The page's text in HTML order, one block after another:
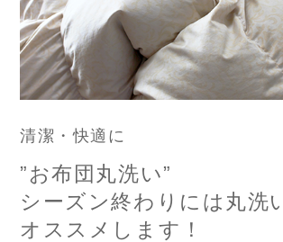
清潔・快適に
”お布団丸洗い”
シーズン終わりには丸洗
オススメします！